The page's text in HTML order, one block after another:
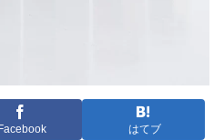
Facebook はてブ